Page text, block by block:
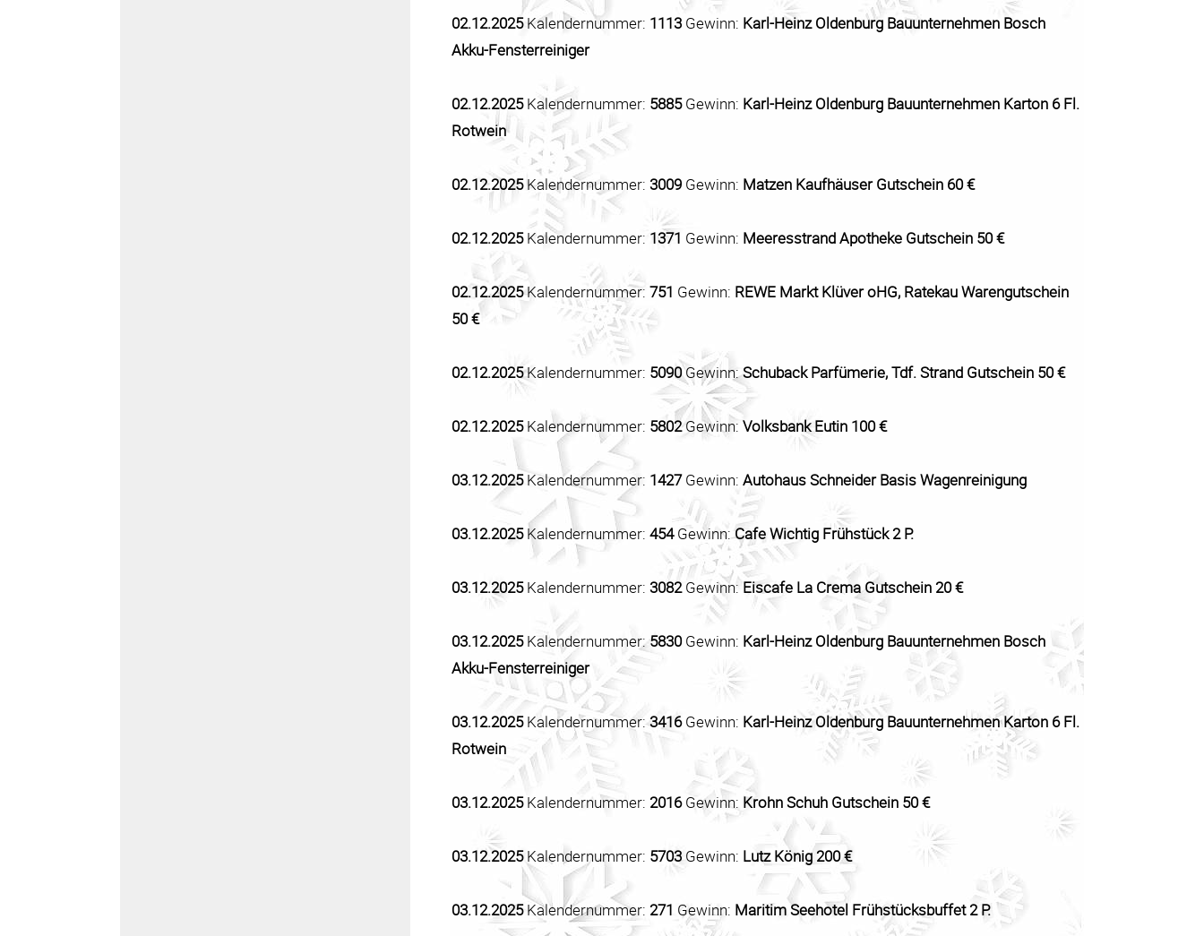
02.12.2025Kalendernummer: 1113Gewinn: Karl-Heinz Oldenburg Bauunternehmen Bosch
Akku-Fensterreiniger
02.12.2025Kalendernummer: 5885Gewinn: Karl-Heinz Oldenburg Bauunternehmen Karton 6 Fl.
Rotwein
02.12.2025Kalendernummer: 3009Gewinn: Matzen Kaufhäuser Gutschein 60 €
02.12.2025Kalendernummer: 1371 Gewinn: Meeresstrand Apotheke Gutschein 50 €
02.12.2025Kalendernummer: 751 Gewinn: REWE Markt Klüver oHG, Ratekau Warengutschein
50 €
02.12.2025Kalendernummer: 5090Gewinn:Schuback Parfümerie, Tdf. Strand Gutschein 50 €
02.12.2025Kalendernummer: 5802Gewinn: Volksbank Eutin 100 €
03.12.2025Kalendernummer: 1427Gewinn: Autohaus Schneider Basis Wagenreinigung
03.12.2025Kalendernummer: 454Gewinn:Cafe Wichtig Frühstück 2 P.
03.12.2025Kalendernummer: 3082Gewinn:Eiscafe La Crema Gutschein 20 €
03.12.2025Kalendernummer:5830Gewinn: Karl-Heinz Oldenburg Bauunternehmen Bosch
Akku-Fensterreiniger
03.12.2025Kalendernummer:3416Gewinn: Karl-Heinz Oldenburg Bauunternehmen Karton 6 Fl.
Rotwein
03.12.2025Kalendernummer: 2016Gewinn: Krohn Schuh Gutschein 50 €
03.12.2025Kalendernummer: 5703Gewinn: Lutz König 200 €
03.12.2025Kalendernummer: 271 Gewinn: Maritim Seehotel Frühstücksbuffet 2 P.